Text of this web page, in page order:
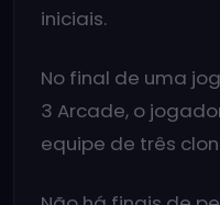
iniciais.
No final de uma
3 Arcade, o
equipe de três